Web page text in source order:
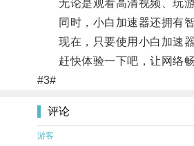
无论是观看高清视频、玩游
同时，小白加速器还拥有智
现在，只要使用小白加速器
赶快体验一下吧，让网络畅
#3#
评论
游客